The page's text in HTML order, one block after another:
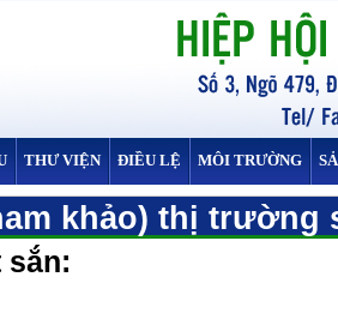
THƯ VIỆN ĐIỀU LỆ MÔI TRƯỜNG
khảo) thị trường
sắn: